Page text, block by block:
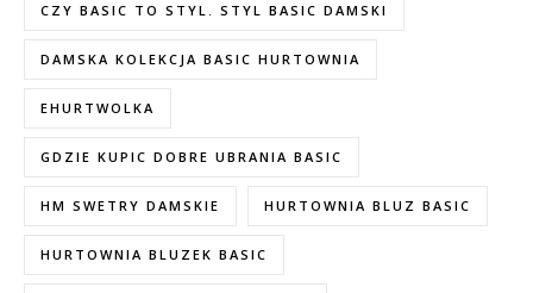
CZY BASIC TO STYL. STYL BASIC DAMSKI
DAMSKA KOLEKCJA BASIC HURTOWNIA
EHURTWOLKA
GDZIE KUPIC DOBRE UBRANIA BASIC
HM SWETRY DAMSKIE HURTOWNIA BLUZ BASIC
HURTOWNIA BLUZEK BASIC